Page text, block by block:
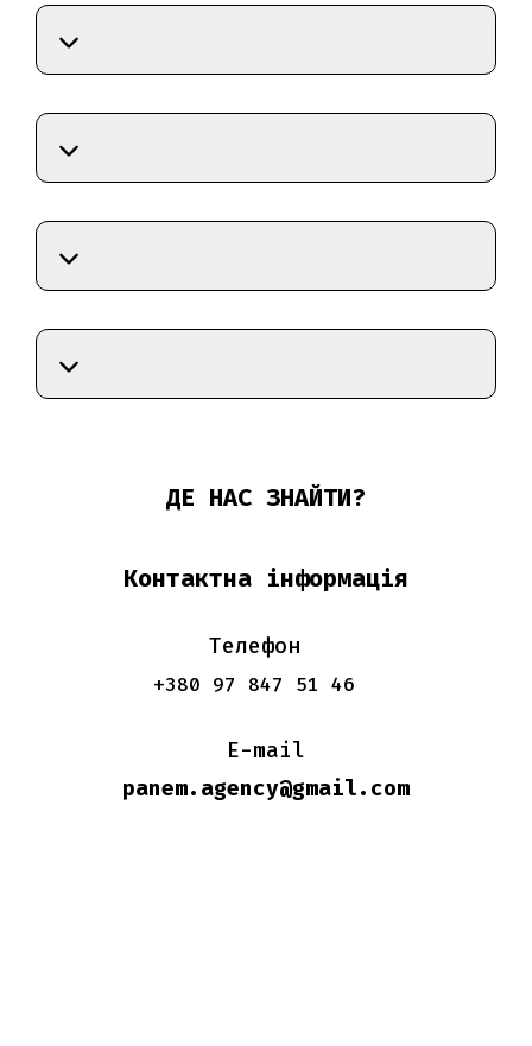
ДЕ НАС ЗНАЙТИ?
Контактна інформація
Телефон
+380 97 847 51 46
E-mail
panem.agency@gmail.com